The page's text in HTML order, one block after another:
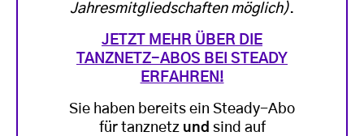
Jahresmitgliedschaften möglich).
JETZT MEHR ÜBER DIE
TANZNETZ-ABOS BEI STEADY
ERFAHREN!
Sie haben bereits ein Steady-Abo
für tanznetz und sind auf